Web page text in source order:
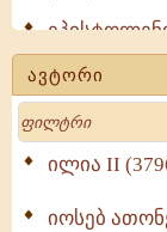
(723)
მოძღვრის
Wisdomge
ავტორი
Search
ილია II
იოსებ